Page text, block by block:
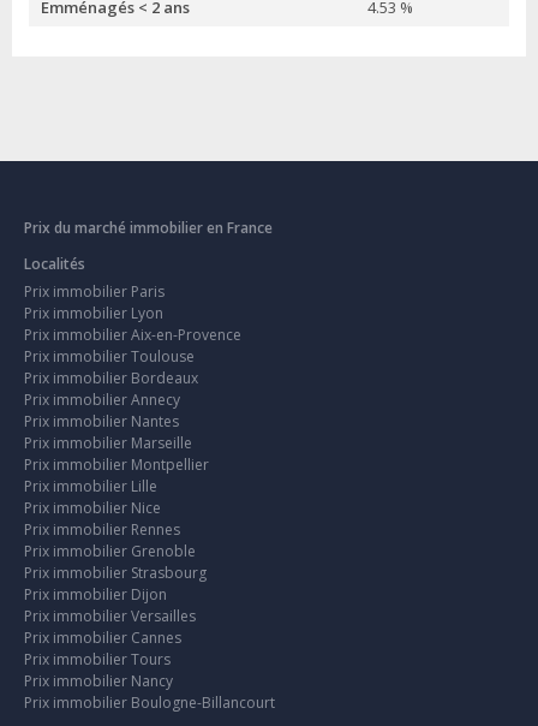
Emménagés < 2 ans
4.53 %
Prix du marché immobilier en France
Localités
Prix immobilier Paris
Prix immobilier Lyon
Prix immobilier Aix-en-Provence
Prix immobilier Toulouse
Prix immobilier Bordeaux
Prix immobilier Annecy
Prix immobilier Nantes
Prix immobilier Marseille
Prix immobilier Montpellier
Prix immobilier Lille
Prix immobilier Nice
Prix immobilier Rennes
Prix immobilier Grenoble
Prix immobilier Strasbourg
Prix immobilier Dijon
Prix immobilier Versailles
Prix immobilier Cannes
Prix immobilier Tours
Prix immobilier Nancy
Prix immobilier Boulogne-Billancourt